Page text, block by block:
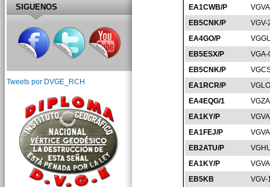
EA1CWB/P
EB5CNK/P
VGV-
EA4GO/P
EB5ESX/P
EB5CNK/P
EA1RCR/P
EA4EQG/1
EA1KY/P
EA1FEJ/P
EB2ATU/P
EA1KY/P
EB5KB
VGV-
SIGUENOS
Tweets por DVGE_RCH